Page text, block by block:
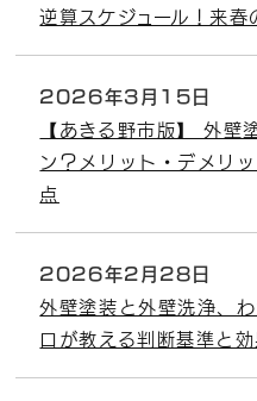
逆算スケジュール！来
2026年3月15日
【あきる野市版】 外壁
ン？メリット・デメリ
点
2026年2月28日
外壁塗装と外壁洗浄、
ロが教える判断基準と